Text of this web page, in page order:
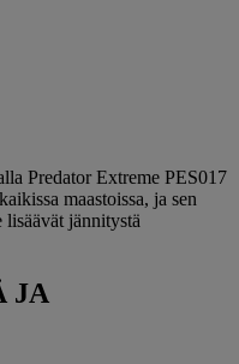
Predator Extreme PES017
maastoissa, ja sen
jännitystä
JA